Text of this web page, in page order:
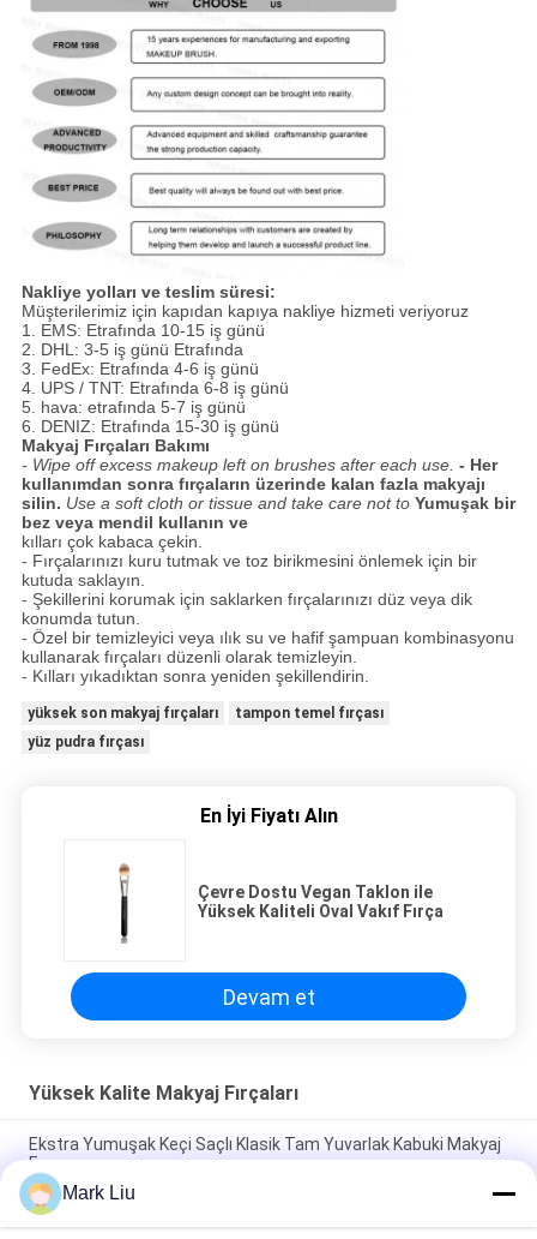
Nakliye yolları ve teslim süresi:
Müşterilerimiz için kapıdan kapıya nakliye hizmeti veriyoruz
1. EMS: Etrafında 10-15 iş günü
2. DHL: 3-5 iş günü Etrafında
3. FedEx: Etrafında 4-6 iş günü
4. UPS / TNT: Etrafında 6-8 iş günü
5. hava: etrafında 5-7 iş günü
6. DENIZ: Etrafında 15-30 iş günü
Makyaj Fırçaları Bakımı
- Wipe off excess makeup left on brushes after each use. - Her
kullanımdan sonra fırçaların üzerinde kalan fazla makyajı
silin. Use a soft cloth or tissue and take care not to Yumuşak bir
bez veya mendil kullanın ve
kılları çok kabaca çekin.
- Fırçalarınızı kuru tutmak ve toz birikmesini önlemek için bir
kutuda saklayın.
- Şekillerini korumak için saklarken fırçalarınızı düz veya dik
konumda tutun.
- Özel bir temizleyici veya ılık su ve hafif şampuan kombinasyonu
kullanarak fırçaları düzenli olarak temizleyin.
- Kılları yıkadıktan sonra yeniden şekillendirin.
yüksek son makyaj fırçaları
tampon temel fırçası
yüz pudra fırçası
En İyi Fiyatı Alın
Çevre Dostu Vegan Taklon ile
Yüksek Kaliteli Oval Vakıf Fırça
Devam et
Yüksek Kalite Makyaj Fırçaları
Ekstra Yumuşak Keçi Saçlı Klasik Tam Yuvarlak Kabuki Makyaj
Fırçası
Vonira Beauty Büyük Fan Keçi Saçı Makyaj Fırçası / Ahşap Saplı
Yüksek Son Makyaj Fırçaları
Mark Liu